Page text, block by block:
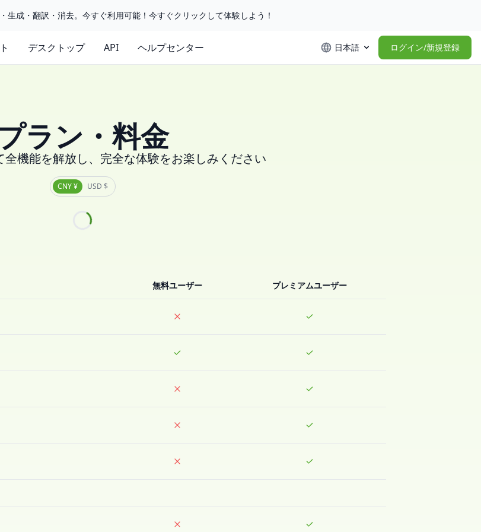
生成・翻訳・消去。今すぐ利用可能！今すぐクリックして体験しよう！
日本語 ログイン/新規登録
デスクトップ API ヘルプセンター
ラン・料金
全機能を解放し、完全な体験をお楽しみください
CNY ¥ USD $
無料ユーザー プレミアムユーザー